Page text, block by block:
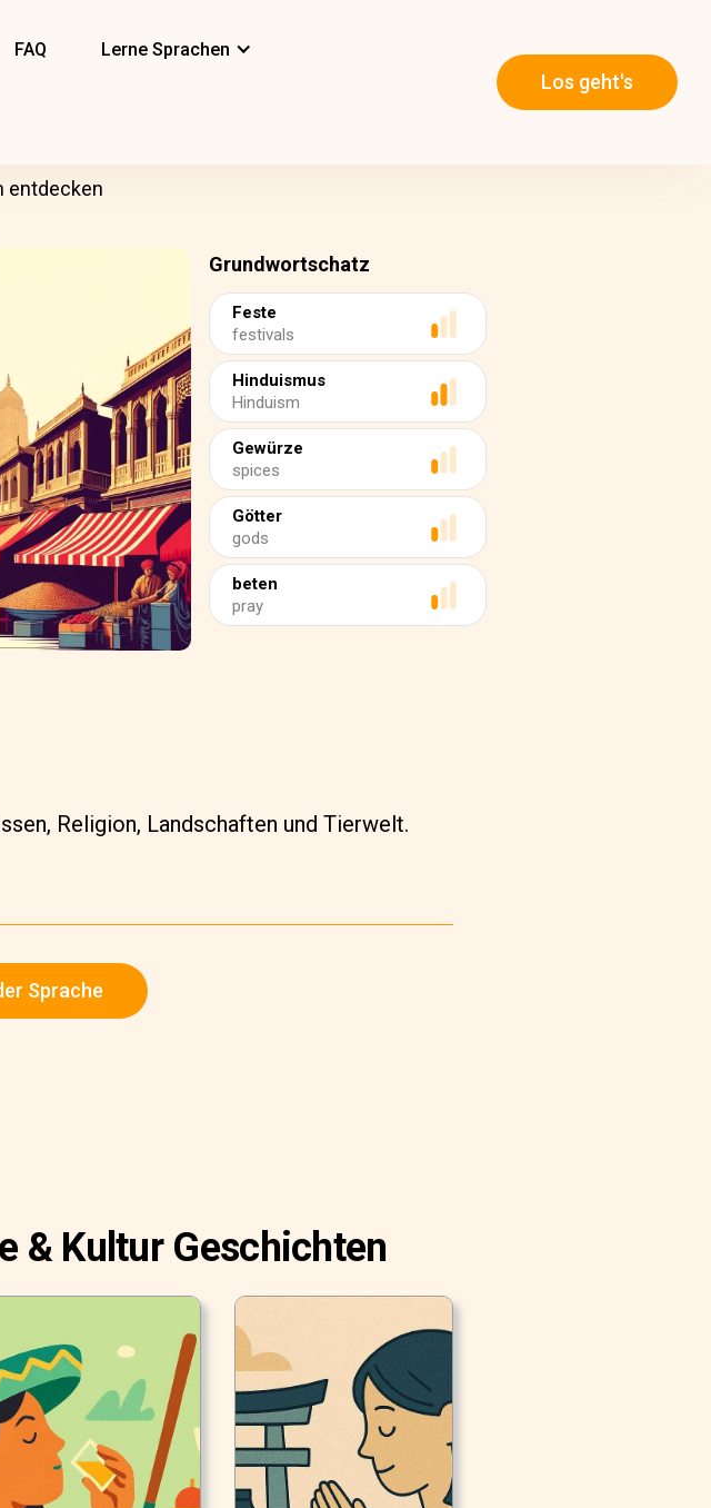
FAQ Lerne Sprachen
Los geht's
entdecken
Grundwortschatz
Feste
festivals
Hinduismus
Hinduism
Gewürze
spices
Götter
gods
beten
pray
Religion, Landschaften und Tierwelt.
Sprache
& Kultur Geschichten